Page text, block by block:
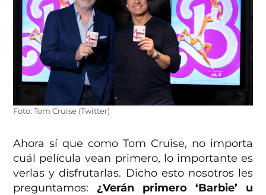
Foto: Tom Cruise (Twitter)
Ahora sí que como Tom Cruise, no importa
cuál película vean primero, lo importante es
verlas y disfrutarlas. Dicho esto nosotros les
preguntamos: ¿Verán primero ‘Barbie’ u